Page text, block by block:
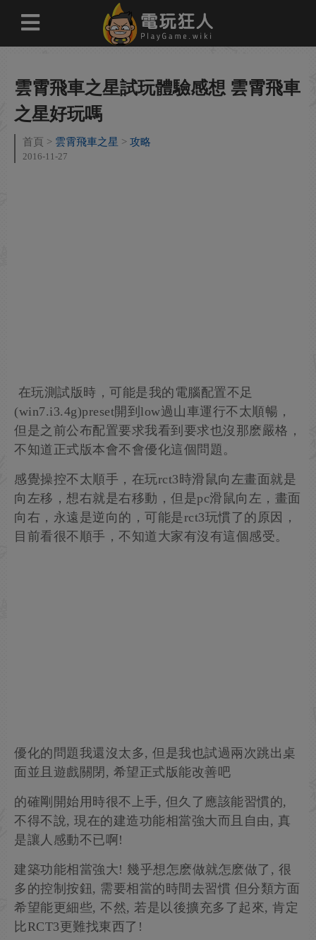
雲霄飛車之星試玩體驗感想 雲霄飛車
之星好玩嗎
首頁 雲霄飛車之星 攻略
2016-11-27
在玩測試版時，可能是我的電腦配置不足
(win7.i3.4g)preset開到low過山車運行不太順暢，
但是之前公布配置要求我看到要求也沒那麽嚴格，
不知道正式版本會不會優化這個問題。
感覺操控不太順手，在玩rct3時滑鼠向左畫面就是
向左移，想右就是右移動，但是pc滑鼠向左，畫面
向右，永遠是逆向的，可能是rct3玩慣了的原因，
目前看很不順手，不知道大家有沒有這個感受。
優化的問題我還沒太多, 但是我也試過兩次跳出桌
面並且遊戲關閉, 希望正式版能改善吧
的確剛開始用時很不上手, 但久了應該能習慣的,
不得不說, 現在的建造功能相當強大而且自由, 真
是讓人感動不已啊!
建築功能相當強大! 幾乎想怎麽做就怎麽做了, 很
多的控制按鈕, 需要相當的時間去習慣 但分類方面
希望能更細些, 不然, 若是以後擴充多了起來, 肯定
比RCT3更難找東西了!